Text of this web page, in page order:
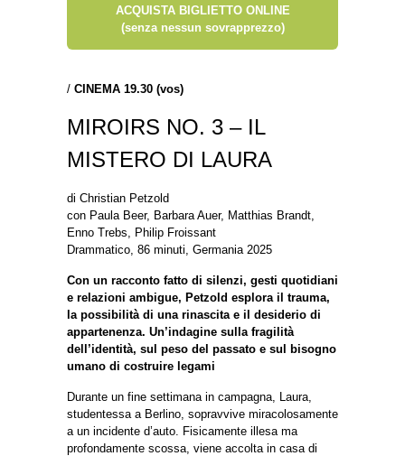
ACQUISTA BIGLIETTO ONLINE
(senza nessun sovrapprezzo)
/ CINEMA 19.30 (vos)
MIROIRS NO. 3 – IL
MISTERO DI LAURA
di Christian Petzold
con Paula Beer, Barbara Auer, Matthias Brandt,
Enno Trebs, Philip Froissant
Drammatico, 86 minuti, Germania 2025
Con un racconto fatto di silenzi, gesti quotidiani
e relazioni ambigue, Petzold esplora il trauma,
la possibilità di una rinascita e il desiderio di
appartenenza. Un’indagine sulla fragilità
dell’identità, sul peso del passato e sul bisogno
umano di costruire legami
Durante un fine settimana in campagna, Laura,
studentessa a Berlino, sopravvive miracolosamente
a un incidente d’auto. Fisicamente illesa ma
profondamente scossa, viene accolta in casa di